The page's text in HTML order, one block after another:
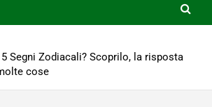
Segni Zodiacali? Scoprilo, la risposta
cose